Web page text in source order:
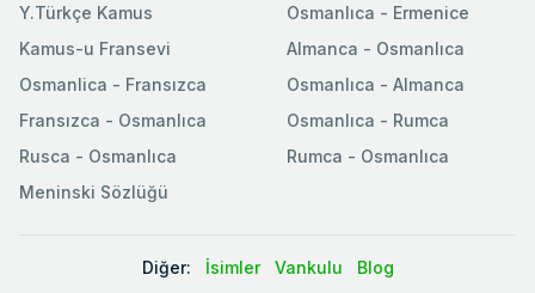
Y.Türkçe Kamus
Osmanlıca - Ermenice
Kamus-u Fransevi
Osmanlica - Fransızca
Fransızca - Osmanlıca
Rusca - Osmanlıca
Meninski Sözlüğü
Almanca - Osmanlıca
Osmanlıca - Almanca
Osmanlıca - Rumca
Rumca - Osmanlıca
Diğer: İsimler Vankulu Blog